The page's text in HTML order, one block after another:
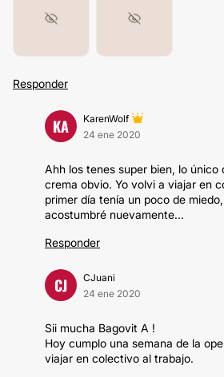
Responder
KA
KarenWolf
24 ene 2020
Ahh los tenes super bien, lo
crema obvio. Yo volvi a viajar en
primer día tenía un poco de
acostumbré nuevamente...
Responder
CJ
CJuani
24 ene 2020
Sii mucha Bagovit A !
Hoy cumplo una semana de la
viajar en colectivo al trabajo.